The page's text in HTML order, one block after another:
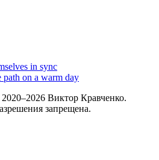
Виктор Кравченко.
запрещена.